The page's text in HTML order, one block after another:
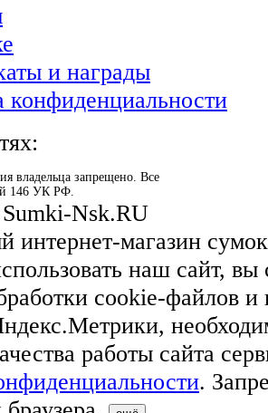
и награды
конфиденциальности
владельца запрещено. Все
146 УК РФ.
Nsk.RU
интернет-магазин
наш сайт, вы
cookie-файлов и
работы сайта
.